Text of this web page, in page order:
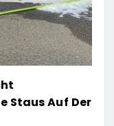
Staus Auf Der